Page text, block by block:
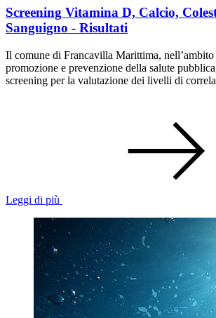
Screening Vitamina D, Calcio,
Sanguigno - Risultati
Il comune di Francavilla Marittima,
promozione e prevenzione della salute
screening per la valutazione dei livelli di
Leggi di più